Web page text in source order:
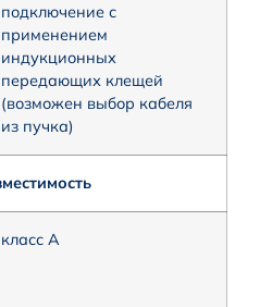
подключение с
применением
индукционных
передающих клещей
(возможен выбор кабеля
из пучка)
класс А